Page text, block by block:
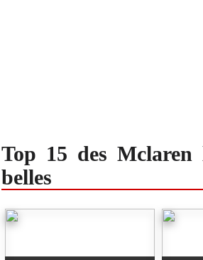
Top 15 des Mclaren
belles